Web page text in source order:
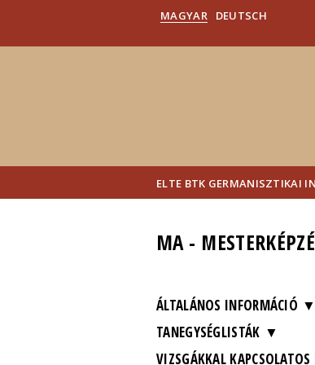
MAGYAR DEUTSCH
ELTE BTK GERMANISZTIKAI
MA -
ÁLTALÁNOS INFORMÁCIÓ
TANEGYSÉGLISTÁK
VIZSGÁKKAL